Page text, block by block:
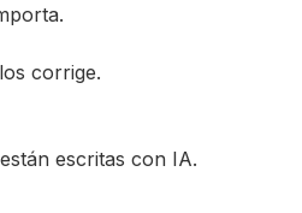
corrige.
escritas con IA.